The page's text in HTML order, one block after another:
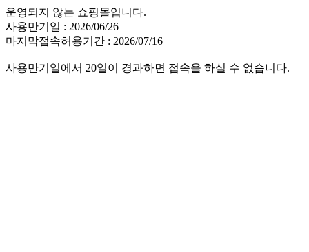
운영되지 않는 쇼핑몰입니다.
사용만기일 : 2026/06/26
마지막접속허용기간 : 2026/07/16
사용만기일에서 20일이 경과하면 접속을 하실 수 없습니다.